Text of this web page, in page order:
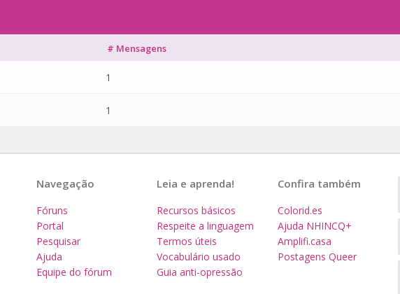
# Mensagens
1
1
Confira também
Colorid.es
Ajuda NHINCQ+
Amplifi.casa
Postagens Queer
Leia e aprenda!
Recursos básicos
Respeite a linguagem
Termos úteis
Vocabulário usado
Guia anti-opressão
Navegação
Fóruns
Portal
Pesquisar
Ajuda
Equipe do fórum